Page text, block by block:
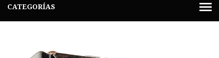
CATEGORÍAS